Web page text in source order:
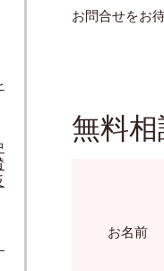
お問合せをお
無料
お名前